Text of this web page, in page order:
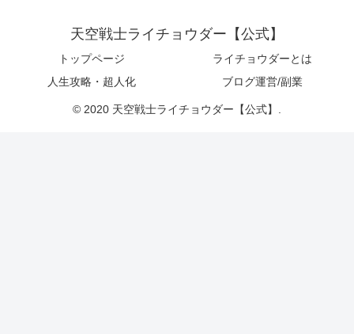
天空戦士ライチョウダー【公式】
トップページ
ライチョウダーとは
人生攻略・超人化
ブログ運営/副業
© 2020 天空戦士ライチョウダー【公式】.